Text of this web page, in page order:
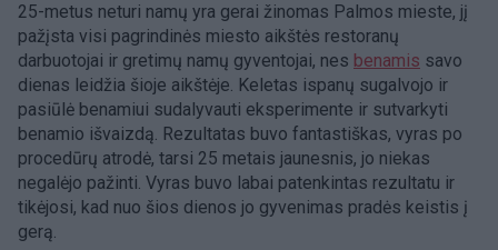
25-metus neturi namų yra gerai žinomas Palmos mieste, jį
pažįsta visi pagrindinės miesto aikštės restoranų
darbuotojai ir gretimų namų gyventojai, nes benamis savo
dienas leidžia šioje aikštėje. Keletas ispanų sugalvojo ir
pasiūlė benamiui sudalyvauti eksperimente ir sutvarkyti
benamio išvaizdą. Rezultatas buvo fantastiškas, vyras po
procedūrų atrodė, tarsi 25 metais jaunesnis, jo niekas
negalėjo pažinti. Vyras buvo labai patenkintas rezultatu ir
tikėjosi, kad nuo šios dienos jo gyvenimas pradės keistis į
gerą.